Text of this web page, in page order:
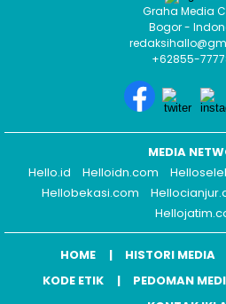
Graha Media
Bogor -
+62855-
MEDIA
Hello.id
Helloidn.com
Hellobekasi.com
HOME HISTORI MEDIA
KODE ETIK
PEDOMAN